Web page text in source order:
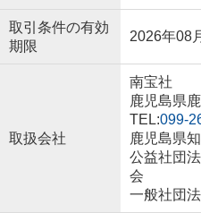
取引条件の有効
期限
2026年08
取扱会社
南宝社
鹿児島県
TEL:099-
鹿児島県
公益社団
会
一般社団